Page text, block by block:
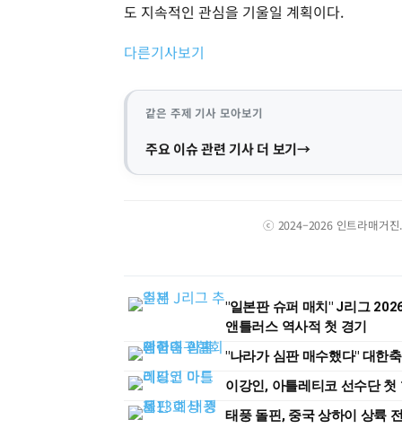
도 지속적인 관심을 기울일 계획이다.
다른기사보기
같은 주제 기사 모아보기
주요 이슈 관련 기사 더 보기
ⓒ 2024–2026 인트라매거진
"일본판 슈퍼 매치" J리그
앤틀러스 역사적 첫 경기
"나라가 심판 매수했다" 대한
이강인, 아틀레티코 선수단
태풍 돌핀, 중국 상하이 상륙